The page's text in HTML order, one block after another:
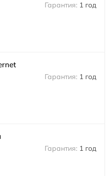
1 год
1 год
1 год